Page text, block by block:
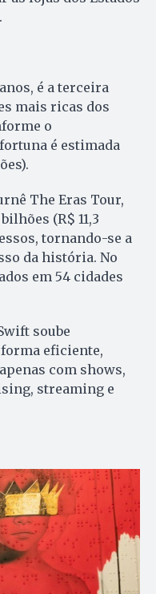
é a terceira
mais ricas dos
o
é estimada
The Eras Tour,
(R$ 11,3
tornando-se a
da história. No
em 54 cidades
soube
forma eficiente,
com shows,
streaming e